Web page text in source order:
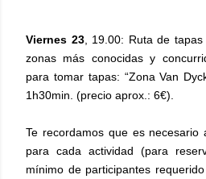
Viernes 23, 19.00: Ruta de
zonas más conocidas y
para tomar tapas: “Zona Van
1h30min. (precio aprox.: 6€).
Te recordamos que es necesario
para cada actividad (para
mínimo de participantes